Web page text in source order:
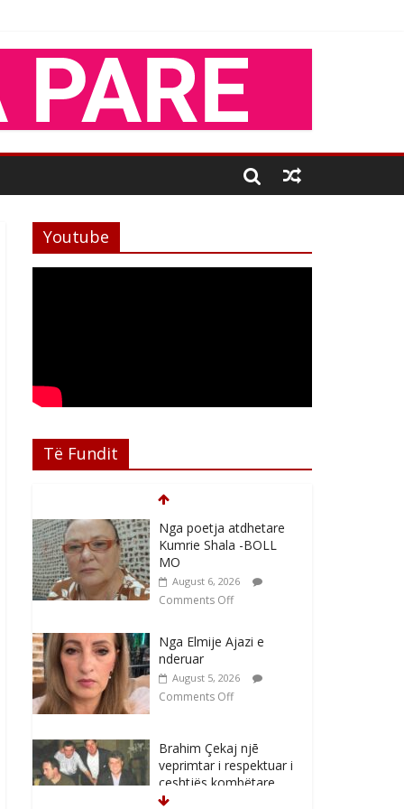
Youtube
Të Fundit
Nga poetja atdhetare
Kumrie Shala -BOLL
MO
August 6, 2026
Comments Off
Nga Elmije Ajazi e
nderuar
August 5, 2026
Comments Off
Brahim Çekaj njē
veprimtar i respektuar i
çeshtjës kombëtare